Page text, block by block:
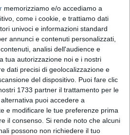
memorizziamo e/o accediamo a
come i cookie, e trattiamo dati
univoci e informazioni standard
annunci e contenuti personalizzati,
analisi dell'audience e
tua autorizzazione noi e i nostri
dati precisi di geolocalizzazione e
del dispositivo. Puoi fare clic
1733 partner il trattamento per le
puoi accedere a
e modificare le tue preferenze prima
il consenso. Si rende noto che alcuni
possono non richiedere il tuo
sottovia Pertini a Barletta, già
Appena viene fatta la segnalazione
subito a ripristinare la decenza del
giorno ela situazione torna al
per andare a fare compere,
lavoro o per accompagnare i bimbi
a fare loslalom tra immondizia,
canine, e chi più ne ha più ne